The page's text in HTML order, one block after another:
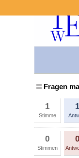
Fragen
1
Stimme
1
0
Stimmen
0